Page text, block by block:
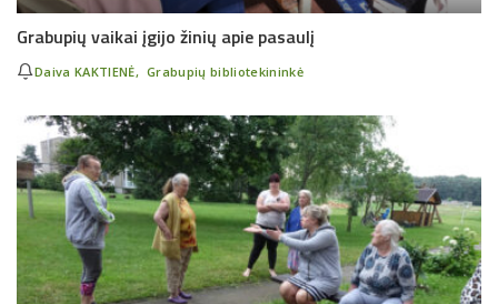
Grabupių vaikai įgijo žinių apie pasaulį
Daiva KAKTIENĖ, Grabupių bibliotekininkė